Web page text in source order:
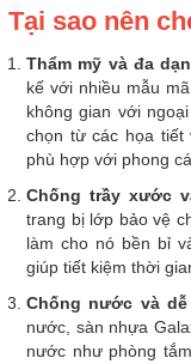
Tại sao nên
Thẩm mỹ và đa
kế với nhiều mẫu
không gian với
chọn từ các họa tiết
phù hợp với phong
Chống trầy xước
trang bị lớp bảo vệ
làm cho nó bền bỉ
giúp tiết kiệm thời
Chống nước và
nước, sàn nhựa
nước như phòng